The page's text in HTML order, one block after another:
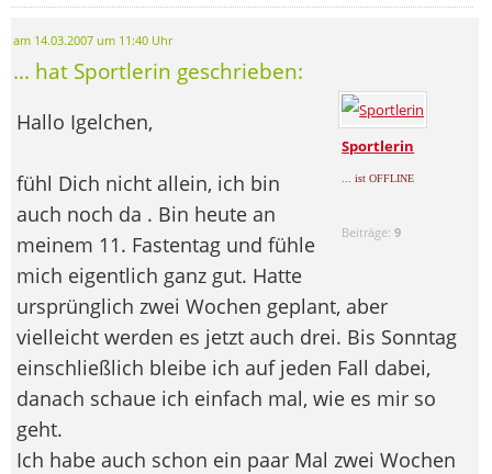
am 14.03.2007 um 11:40 Uhr
... hat Sportlerin geschrieben:
Sportlerin
... ist OFFLINE
Beiträge:9
Hallo Igelchen,
fühl Dich nicht allein, ich bin
auch noch da . Bin heute an
meinem 11. Fastentag und fühle
mich eigentlich ganz gut. Hatte
ursprünglich zwei Wochen geplant, aber
vielleicht werden es jetzt auch drei. Bis Sonntag
einschließlich bleibe ich auf jeden Fall dabei,
danach schaue ich einfach mal, wie es mir so
geht.
Ich habe auch schon ein paar Mal zwei Wochen